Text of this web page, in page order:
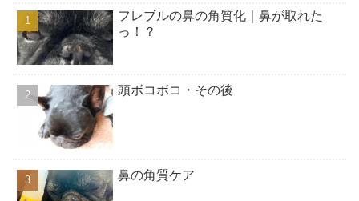
フレブルの鼻の角質化｜鼻が取れた
っ！？
頭ボコボコ・その後
鼻の角質ケア